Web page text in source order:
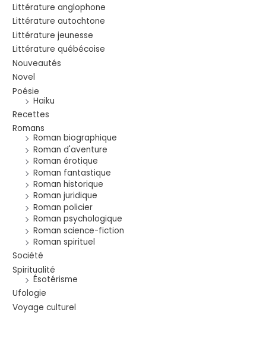
Littérature anglophone
Littérature autochtone
Littérature jeunesse
Littérature québécoise
Nouveautés
Novel
Poésie
Haiku
Recettes
Romans
Roman biographique
Roman d'aventure
Roman érotique
Roman fantastique
Roman historique
Roman juridique
Roman policier
Roman psychologique
Roman science-fiction
Roman spirituel
Société
Spiritualité
Ésotérisme
Ufologie
Voyage culturel